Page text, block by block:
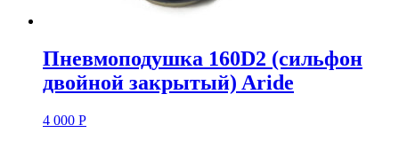
Пневмоподушка 160D2 (сильфон
двойной закрытый) Aride
4 000 Р